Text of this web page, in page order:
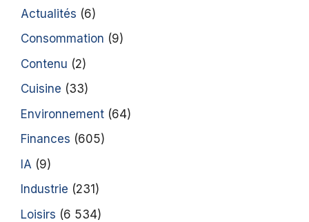
Actualités (6)
Consommation (9)
Contenu (2)
Cuisine (33)
Environnement (64)
Finances (605)
IA (9)
Industrie (231)
Loisirs (6 534)